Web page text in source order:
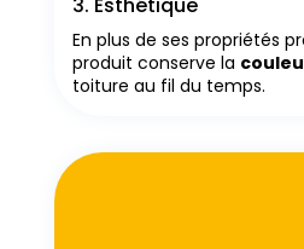
En plus de ses propriétés
produit conserve la
toiture au fil du temps.